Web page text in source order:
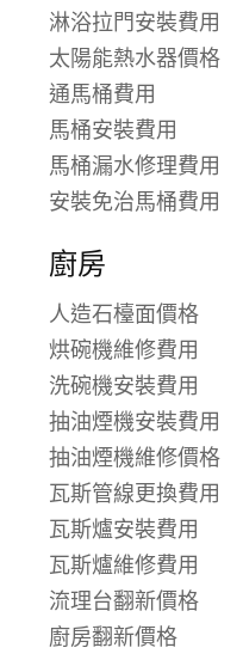
淋浴拉門安裝費用
太陽能熱水器價格
通馬桶費用
馬桶安裝費用
馬桶漏水修理費用
安裝免治馬桶費用
廚房
人造石檯面價格
烘碗機維修費用
洗碗機安裝費用
抽油煙機安裝費用
抽油煙機維修價格
瓦斯管線更換費用
瓦斯爐安裝費用
瓦斯爐維修費用
流理台翻新價格
廚房翻新價格